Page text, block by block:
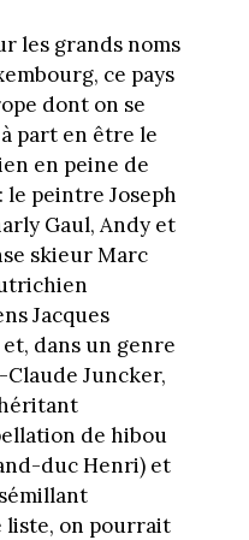
les grands noms
ce pays
dont on se
part en être le
en peine de
le peintre Joseph
Gaul, Andy et
skieur Marc
Jacques
dans un genre
Juncker,
de hibou
duc Henri) et
liste, on pourrait